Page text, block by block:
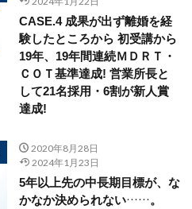
CASE.4 成果が出ず離婚を経
験したところから 初受講から
19年、19年間連続ＭＤＲＴ・
ＣＯＴ基準達成! 営業所長と
して21名採用・6割が新人賞
達成!
2020年8月28日
2024年1月23日
5年以上先の中長期目標が、な
かなか決められない……。